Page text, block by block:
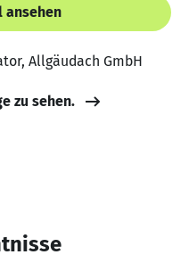
ansehen
Allgäudach GmbH
zu sehen.